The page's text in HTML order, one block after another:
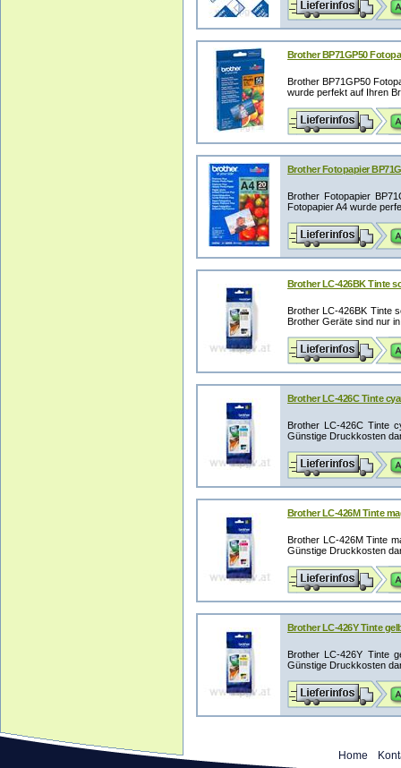
Brother BP71GP50
Brother BP71GP50
wurde perfekt auf Ihren
Brother Fotopapier
Brother Fotopapier
Fotopapier A4 wurde
Brother LC-426BK Tinte
Brother LC-426BK Tinte
Brother Geräte sind nur
Brother LC-426C Tinte
Brother LC-426C Tinte
Günstige Druckkosten
Brother LC-426M Tinte
Brother LC-426M Tinte
Günstige Druckkosten
Brother LC-426Y Tinte
Brother LC-426Y Tinte
Günstige Druckkosten
Home